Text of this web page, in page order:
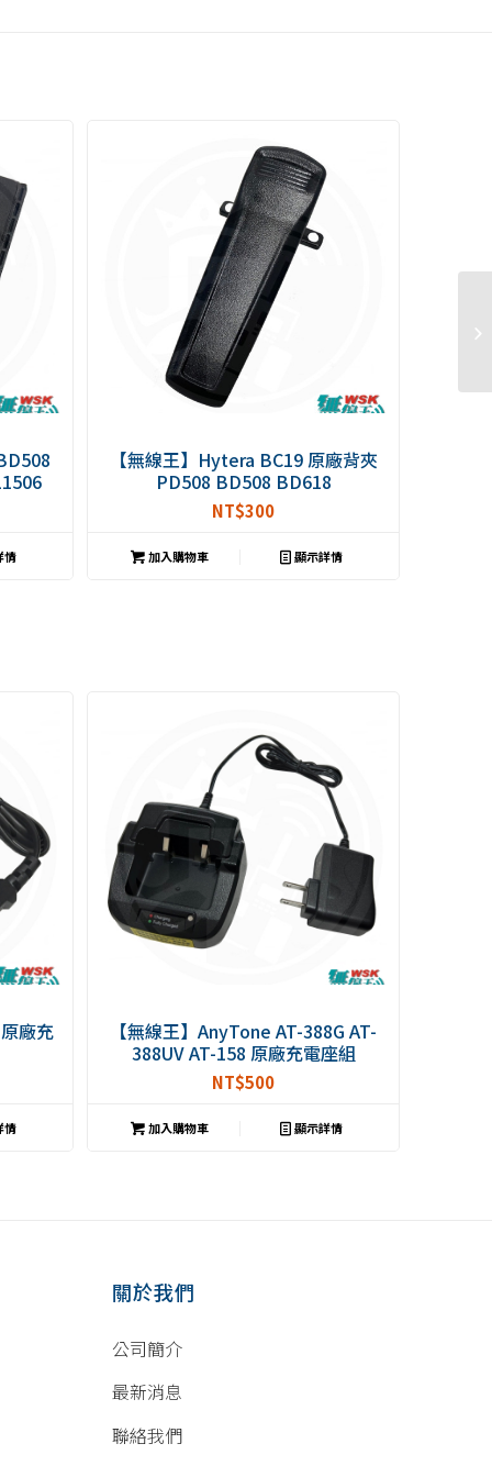
情
【無線王】Hytera BC19 原廠背夾
PD508 BD508 BD618
NT$300
加入購物車 顯示詳情
廠充
情
【無線王】AnyTone AT-388G AT-
388UV AT-158 原廠充電座組
AT388G AT388UV AT158 QBC-42L
NT$500
加入購物車 顯示詳情
關於我們
公司簡介
最新消息
聯絡我們